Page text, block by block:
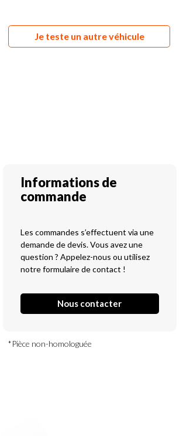
Je teste un autre véhicule
Informations de
commande
Les commandes s’effectuent via une
demande de devis. Vous avez une
question ? Appelez-nous ou utilisez
notre formulaire de contact !
Nous contacter
*Pièce non-homologuée